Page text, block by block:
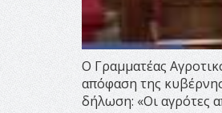
Ο Γραμματέας
απόφαση της
δήλωση: «Οι αγρότες